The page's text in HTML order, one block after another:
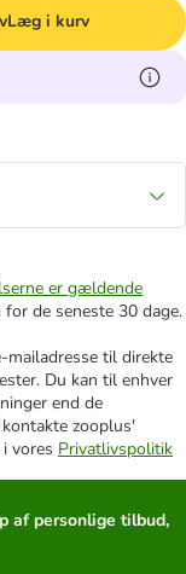
Læg i kurv
er gældende
de seneste 30 dage.
til direkte
Du kan til enhver
end de
zooplus'
vores Privatlivspolitik
af personlige tilbud,